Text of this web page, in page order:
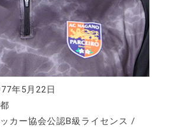
年5月22日
ー協会公認B級ライセンス /